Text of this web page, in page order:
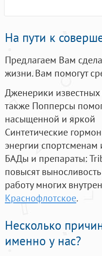
На пути к
Предлагаем Вам
жизни. Вам помогут
Дженерики
также Попперсы
насыщенной и яркой
Синтетические
энергии
БАДы и препараты:
повысят
работу многих
Краснофлотское.
Несколько
именно у нас?